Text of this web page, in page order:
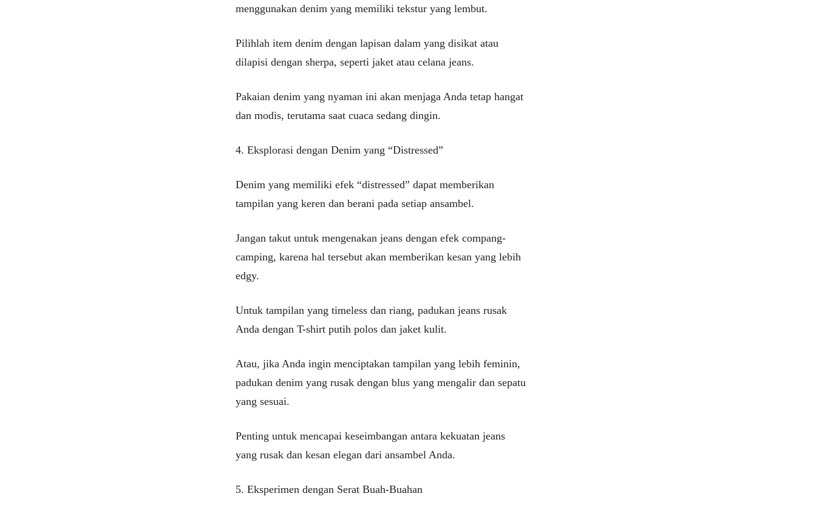
menggunakan denim yang memiliki tekstur yang lembut.
Pilihlah item denim dengan lapisan dalam yang disikat atau
dilapisi dengan sherpa, seperti jaket atau celana jeans.
Pakaian denim yang nyaman ini akan menjaga Anda tetap hangat
dan modis, terutama saat cuaca sedang dingin.
4. Eksplorasi dengan Denim yang “Distressed”
Denim yang memiliki efek “distressed” dapat memberikan
tampilan yang keren dan berani pada setiap ansambel.
Jangan takut untuk mengenakan jeans dengan efek compang-
camping, karena hal tersebut akan memberikan kesan yang lebih
edgy.
Untuk tampilan yang timeless dan riang, padukan jeans rusak
Anda dengan T-shirt putih polos dan jaket kulit.
Atau, jika Anda ingin menciptakan tampilan yang lebih feminin,
padukan denim yang rusak dengan blus yang mengalir dan sepatu
yang sesuai.
Penting untuk mencapai keseimbangan antara kekuatan jeans
yang rusak dan kesan elegan dari ansambel Anda.
5. Eksperimen dengan Serat Buah-Buahan